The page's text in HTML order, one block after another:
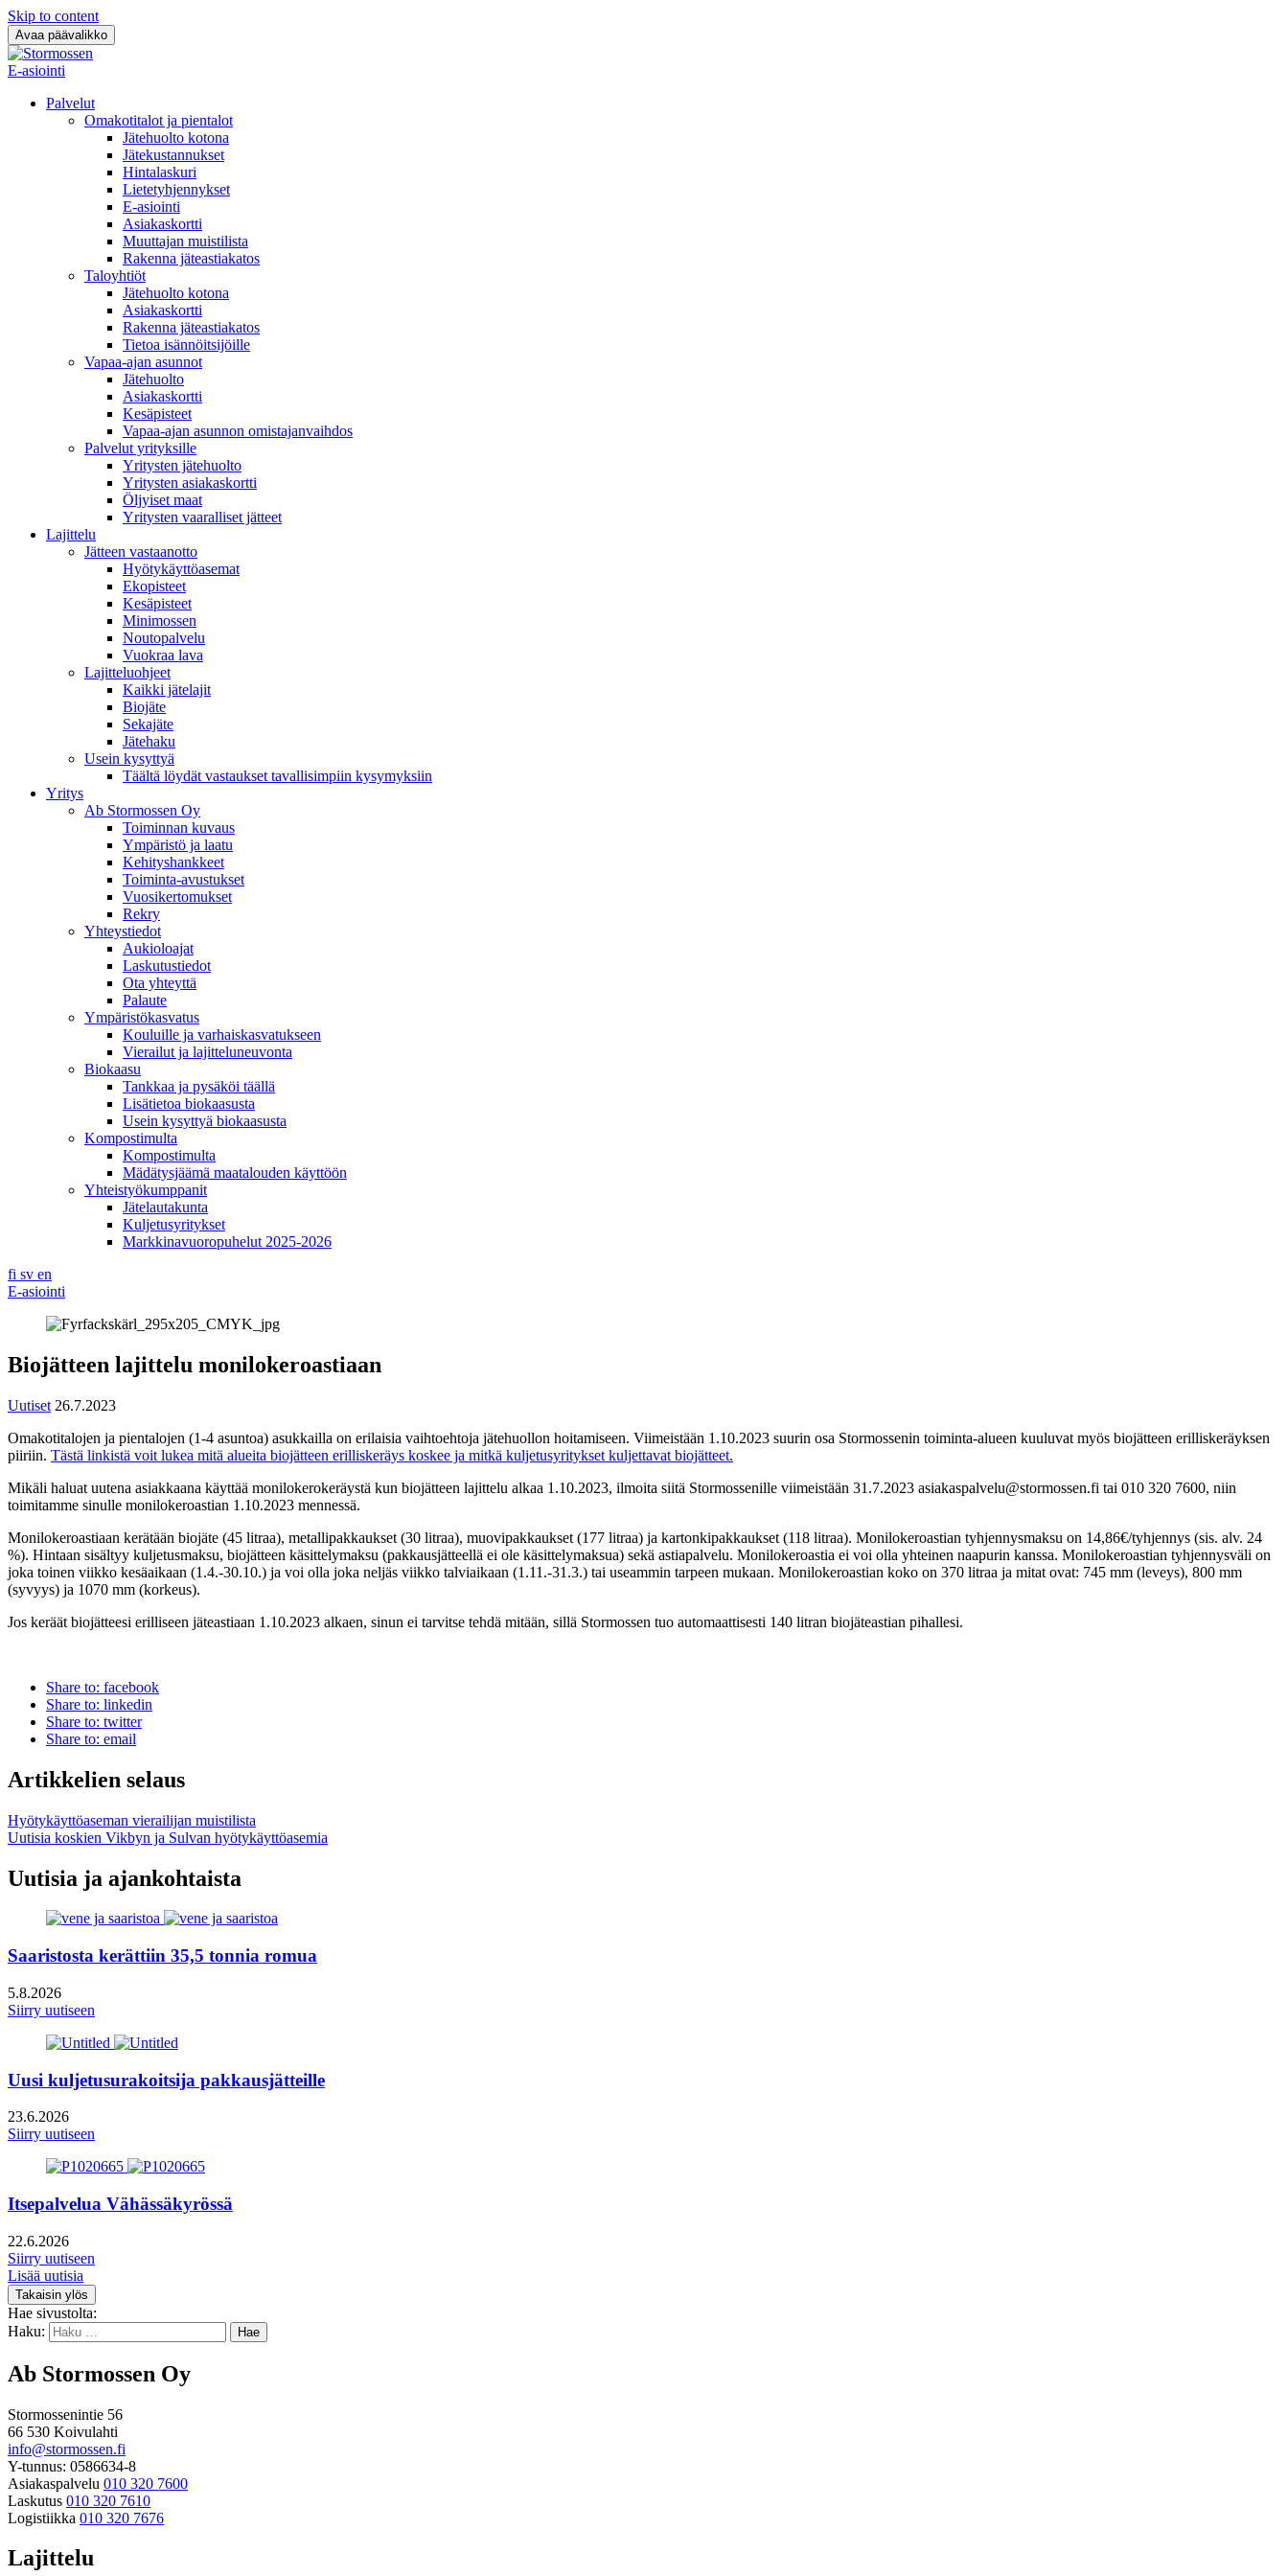
Skip to content
Avaa päävalikko
E-asiointi
Palvelut
Omakotitalot ja pientalot
Jätehuolto kotona
Jätekustannukset
Hintalaskuri
Lietetyhjennykset
E-asiointi
Asiakaskortti
Muuttajan muistilista
Rakenna jäteastiakatos
Taloyhtiöt
Jätehuolto kotona
Asiakaskortti
Rakenna jäteastiakatos
Tietoa isännöitsijöille
Vapaa-ajan asunnot
Jätehuolto
Asiakaskortti
Kesäpisteet
Vapaa-ajan asunnon omistajanvaihdos
Palvelut yrityksille
Yritysten jätehuolto
Yritysten asiakaskortti
Öljyiset maat
Yritysten vaaralliset jätteet
Lajittelu
Jätteen vastaanotto
Hyötykäyttöasemat
Ekopisteet
Kesäpisteet
Minimossen
Noutopalvelu
Vuokraa lava
Lajitteluohjeet
Kaikki jätelajit
Biojäte
Sekajäte
Jätehaku
Usein kysyttyä
Täältä löydät vastaukset tavallisimpiin kysymyksiin
Yritys
Ab Stormossen Oy
Toiminnan kuvaus
Ympäristö ja laatu
Kehityshankkeet
Toiminta-avustukset
Vuosikertomukset
Rekry
Yhteystiedot
Aukioloajat
Laskutustiedot
Ota yhteyttä
Palaute
Ympäristökasvatus
Kouluille ja varhaiskasvatukseen
Vierailut ja lajitteluneuvonta
Biokaasu
Tankkaa ja pysäköi täällä
Lisätietoa biokaasusta
Usein kysyttyä biokaasusta
Kompostimulta
Kompostimulta
Mädätysjäämä maatalouden käyttöön
Yhteistyökumppanit
Jätelautakunta
Kuljetusyritykset
Markkinavuoropuhelut 2025-2026
fi sv en
E-asiointi
Biojätteen lajittelu monilokeroastiaan
Uutiset 26.7.2023
Omakotitalojen ja pientalojen (1-4 asuntoa) asukkailla on erilaisia vaihtoehtoja jätehuollon hoitamiseen. Viimeistään 1.10.2023 suurin osa Stormossenin toiminta-alueen kuuluvat myös biojätteen erilliskeräyksen
piiriin. Tästä linkistä voit lukea mitä alueita biojätteen erilliskeräys koskee ja mitkä kuljetusyritykset kuljettavat biojätteet.
Mikäli haluat uutena asiakkaana käyttää monilokerokeräystä kun biojätteen lajittelu alkaa 1.10.2023, ilmoita siitä Stormossenille viimeistään 31.7.2023 asiakaspalvelu@stormossen.fi tai 010 320 7600, niin
toimitamme sinulle monilokeroastian 1.10.2023 mennessä.
Monilokeroastiaan kerätään biojäte (45 litraa), metallipakkaukset (30 litraa), muovipakkaukset (177 litraa) ja kartonkipakkaukset (118 litraa). Monilokeroastian tyhjennysmaksu on 14,86€/tyhjennys (sis. alv. 24
%). Hintaan sisältyy kuljetusmaksu, biojätteen käsittelymaksu (pakkausjätteellä ei ole käsittelymaksua) sekä astiapalvelu. Monilokeroastia ei voi olla yhteinen naapurin kanssa. Monilokeroastian tyhjennysväli on
joka toinen viikko kesäaikaan (1.4.-30.10.) ja voi olla joka neljäs viikko talviaikaan (1.11.-31.3.) tai useammin tarpeen mukaan. Monilokeroastian koko on 370 litraa ja mitat ovat: 745 mm (leveys), 800 mm
(syvyys) ja 1070 mm (korkeus).
Jos keräät biojätteesi erilliseen jäteastiaan 1.10.2023 alkaen, sinun ei tarvitse tehdä mitään, sillä Stormossen tuo automaattisesti 140 litran biojäteastian pihallesi.
Share to: facebook
Share to: linkedin
Share to: twitter
Share to: email
Artikkelien selaus
Hyötykäyttöaseman vierailijan muistilista
Uutisia koskien Vikbyn ja Sulvan hyötykäyttöasemia
Uutisia ja ajankohtaista
Saaristosta kerättiin 35,5 tonnia romua
5.8.2026
Siirry uutiseen
Uusi kuljetusurakoitsija pakkausjätteille
23.6.2026
Siirry uutiseen
Itsepalvelua Vähässäkyrössä
22.6.2026
Siirry uutiseen
Lisää uutisia
Takaisin ylös
Hae sivustolta:
Haku:
Ab Stormossen Oy
Stormossenintie 56
66 530 Koivulahti
info@stormossen.fi
Y-tunnus: 0586634-8
Asiakaspalvelu 010 320 7600
Laskutus 010 320 7610
Logistiikka 010 320 7676
Lajittelu